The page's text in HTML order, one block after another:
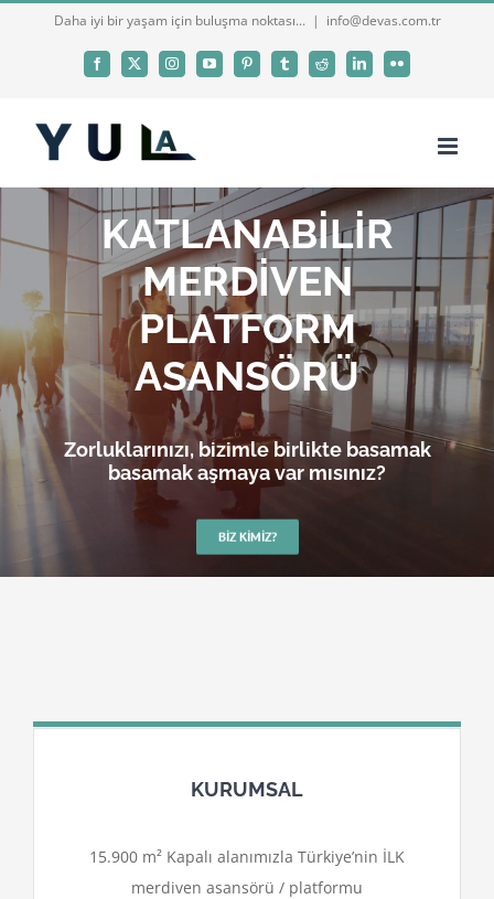
Daha iyi bir yaşam için buluşma noktası... | info@devas.com.tr
Facebook
X InstagramYouTubePinterestTumblrReddit LinkedInFlickr
KATLANABİLİR
MERDİVEN
PLATFORM
ASANSÖRÜ
Zorluklarınızı, bizimle birlikte basamak
basamak aşmaya var mısınız?
BIZ KIMIZ?
KURUMSAL
15.900 m² Kapalı alanımızla Türkiye’nin İLK
merdiven asansörü / platformu